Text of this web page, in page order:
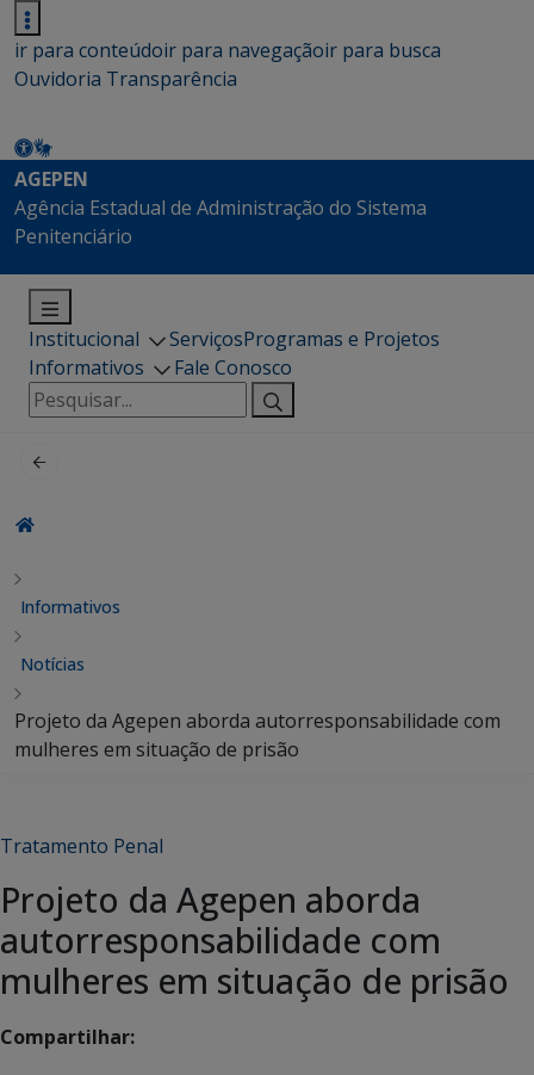
ir para conteúdoir para navegaçãoir para busca
Ouvidoria Transparência
AGEPEN
Agência Estadual de Administração do Sistema
Penitenciário
Institucional ServiçosProgramas e Projetos
Informativos
Fale Conosco
Pesquisar
por:
Informativos
Notícias
Projeto da Agepen aborda autorresponsabilidade com
mulheres em situação de prisão
Tratamento Penal
Projeto da Agepen aborda
autorresponsabilidade com
mulheres em situação de prisão
Compartilhar: